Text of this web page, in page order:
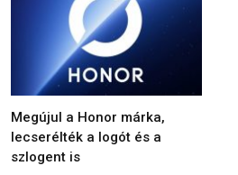
Megújul a Honor márka,
lecserélték a logót és a
szlogent is